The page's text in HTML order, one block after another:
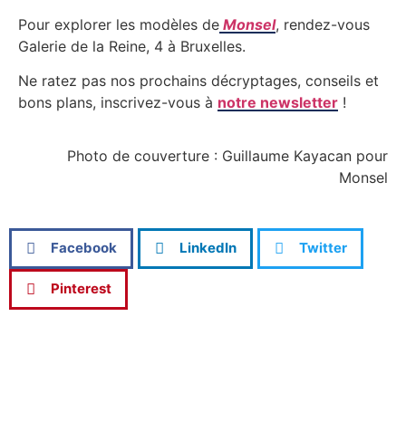
Pour explorer les modèles de Monsel, rendez-vous
Galerie de la Reine, 4 à Bruxelles.
Ne ratez pas nos prochains décryptages, conseils et
bons plans, inscrivez-vous à notre newsletter !
Photo de couverture : Guillaume Kayacan pour
Monsel
Facebook LinkedIn Twitter
Pinterest